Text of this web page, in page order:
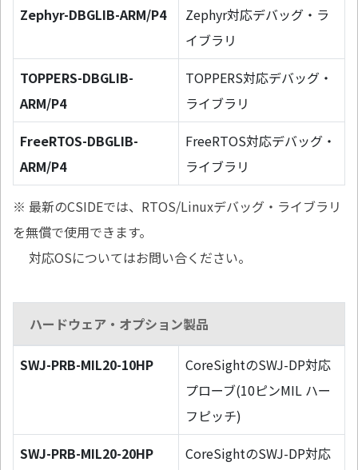
Zephyr-DBGLIB-ARM/P4
Zephyr対応デバッグ・ラ
イブラリ
TOPPERS-DBGLIB-
ARM/P4
TOPPERS対応デバッグ・
ライブラリ
FreeRTOS-DBGLIB-
ARM/P4
FreeRTOS対応デバッグ・
ライブラリ
※ 最新のCSIDEでは、RTOS/Linuxデバッグ・ライブラリ
を無償で使用できます。
対応OSについてはお問い合ください。
ハードウェア・オプション製品
SWJ-PRB-MIL20-10HP
CoreSightのSWJ-DP対応
プローブ(10ピンMIL ハー
フピッチ)
SWJ-PRB-MIL20-20HP
CoreSightのSWJ-DP対応